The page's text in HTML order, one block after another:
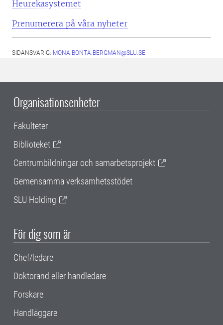
Heurekasystemet
Prenumerera på våra nyheter
SIDANSVARIG: MONA.BONTA.BERGMAN@SLU.SE
Organisationsenheter
Fakulteter
Biblioteket
Centrumbildningar och samarbetsprojekt
Gemensamma verksamhetsstödet
SLU Holding
För dig som är
Chef/ledare
Doktorand eller handledare
Forskare
Handläggare